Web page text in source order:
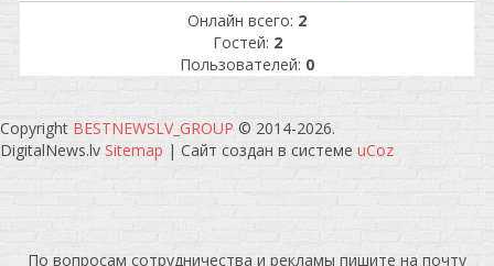
Онлайн всего: 2
Гостей: 2
Пользователей: 0
Copyright BESTNEWSLV_GROUP © 2014-2026.
DigitalNews.lv Sitemap | Сайт создан в системе uCoz
По вопросам сотрудничества и рекламы пишите на почту